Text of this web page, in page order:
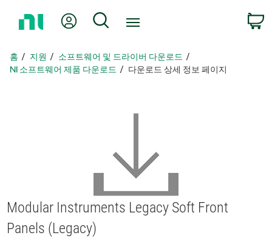
지
로
내 계정 검색
홈 지원
소프트웨어 및 드라이버 다운로드
NI 소프트웨어 제품 다운로드
다운로드 상세 정보 페이지
Modular Instruments Legacy Soft Front
Panels (Legacy)